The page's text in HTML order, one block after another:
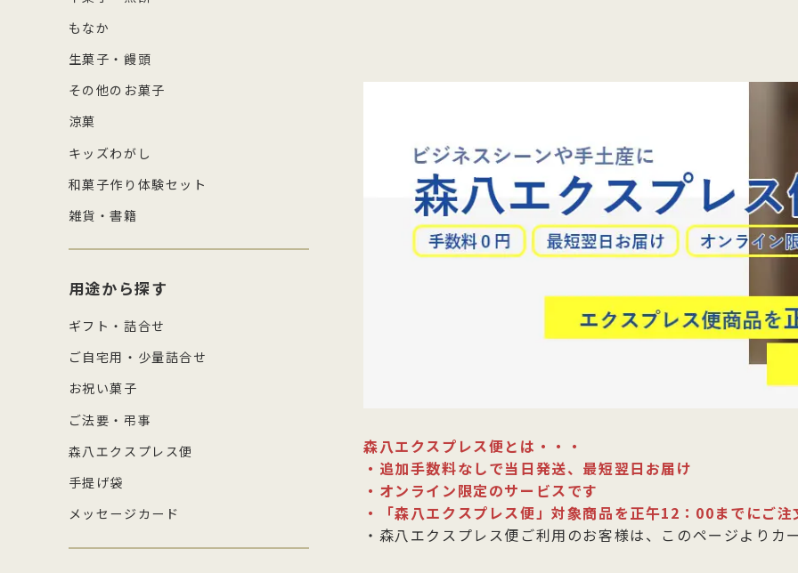
森八エクスプレス便とは・・・
・追加手数料なしで当日発送、最短翌日お届け
・オンライン限定のサービスです
・「森八エクスプレス便」対象商品を正午12：00までにご
・森八エクスプレス便ご利用のお客様は、このページよりカ
もなか
生菓子・饅頭
その他のお菓子
涼菓
キッズわがし
和菓子作り体験セット
雑貨・書籍
用途から探す
ギフト・詰合せ
ご自宅用・少量詰合せ
お祝い菓子
ご法要・弔事
森八エクスプレス便
手提げ袋
メッセージカード